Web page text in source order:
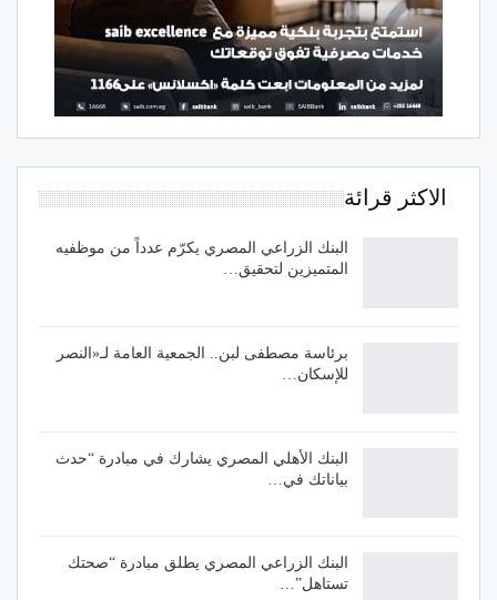
الاكثر قرائة
البنك الزراعي المصري يكرّم عدداً من موظفيه
المتميزين لتحقيق…
برئاسة مصطفى لبن.. الجمعية العامة لـ«النصر
للإسكان…
البنك الأهلي المصري يشارك في مبادرة “حدث
بياناتك في…
البنك الزراعي المصري يطلق مبادرة “صحتك
تستاهل”…